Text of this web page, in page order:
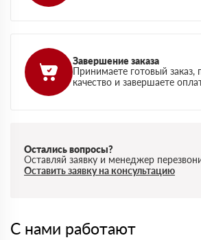
Завершение заказа
Принимаете готовый заказ,
качество и завершаете
Остались вопросы?
Оставляй заявку и менеджер
Оставить заявку на консультацию
С нами работают